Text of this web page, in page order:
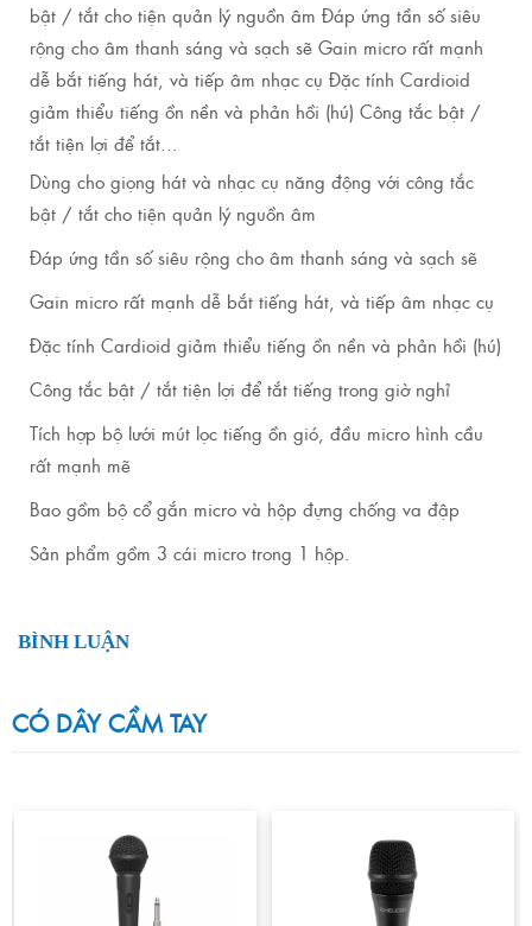
bật / tắt cho tiện quản lý nguồn âm Đáp ứng tần số siêu
rộng cho âm thanh sáng và sạch sẽ Gain micro rất mạnh
dễ bắt tiếng hát, và tiếp âm nhạc cụ Đặc tính Cardioid
giảm thiểu tiếng ồn nền và phản hồi (hú) Công tắc bật /
tắt tiện lợi để tắt...
Dùng cho giọng hát và nhạc cụ năng động với công tắc
bật / tắt cho tiện quản lý nguồn âm
Đáp ứng tần số siêu rộng cho âm thanh sáng và sạch sẽ
Gain micro rất mạnh dễ bắt tiếng hát, và tiếp âm nhạc cụ
Đặc tính Cardioid giảm thiểu tiếng ồn nền và phản hồi (hú)
Công tắc bật / tắt tiện lợi để tắt tiếng trong giờ nghỉ
Tích hợp bộ lưới mút lọc tiếng ồn gió, đầu micro hình cầu
rất mạnh mẽ
Bao gồm bộ cổ gắn micro và hộp đựng chống va đập
Sản phẩm gồm 3 cái micro trong 1 hộp.
BÌNH LUẬN
CÓ DÂY CẦM TAY